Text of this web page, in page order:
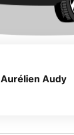
Aurélien Audy